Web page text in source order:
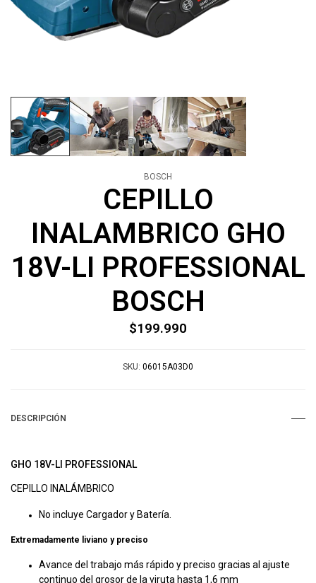
BOSCH
CEPILLO
INALAMBRICO GHO
18V-LI PROFESSIONAL
BOSCH
$199.990
SKU: 06015A03D0
DESCRIPCIÓN
GHO 18V-LI PROFESSIONAL
CEPILLO INALÁMBRICO
No incluye Cargador y Batería.
Extremadamente liviano y preciso
Avance del trabajo más rápido y preciso gracias al ajuste
continuo del grosor de la viruta hasta 1,6 mm